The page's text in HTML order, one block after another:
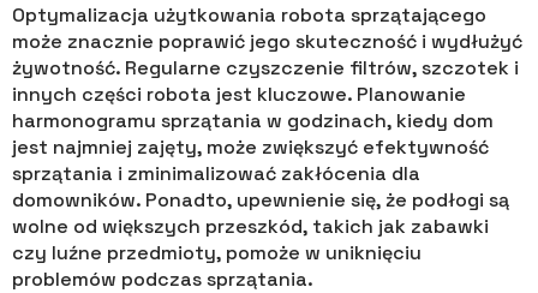
Optymalizacja użytkowania robota sprzątającego
może znacznie poprawić jego skuteczność i wydłużyć
żywotność. Regularne czyszczenie filtrów, szczotek i
innych części robota jest kluczowe. Planowanie
harmonogramu sprzątania w godzinach, kiedy dom
jest najmniej zajęty, może zwiększyć efektywność
sprzątania i zminimalizować zakłócenia dla
domowników. Ponadto, upewnienie się, że podłogi są
wolne od większych przeszkód, takich jak zabawki
czy luźne przedmioty, pomoże w uniknięciu
problemów podczas sprzątania.